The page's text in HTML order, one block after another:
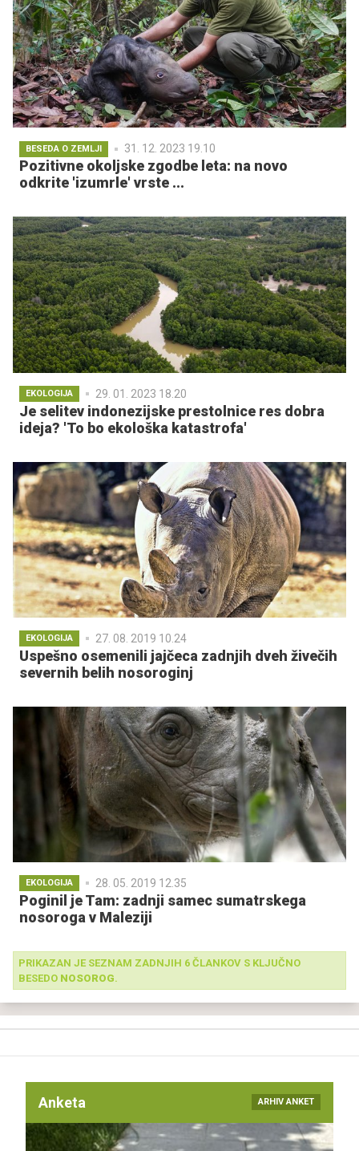
BESEDA O ZEMLJI 31. 12. 2023 19.10
Pozitivne okoljske zgodbe leta: na novo
odkrite 'izumrle' vrste ...
EKOLOGIJA 29. 01. 2023 18.20
Je selitev indonezijske prestolnice res dobra
ideja? 'To bo ekološka katastrofa'
EKOLOGIJA 27. 08. 2019 10.24
Uspešno osemenili jajčeca zadnjih dveh živečih
severnih belih nosoroginj
EKOLOGIJA 28. 05. 2019 12.35
Poginil je Tam: zadnji samec sumatrskega
nosoroga v Maleziji
PRIKAZAN JE SEZNAM ZADNJIH 6 ČLANKOV S KLJUČNO
BESEDO NOSOROG.
Anketa ARHIV ANKET